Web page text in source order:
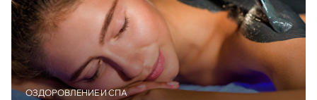
ОЗДОРОВЛЕНИЕ И СПА